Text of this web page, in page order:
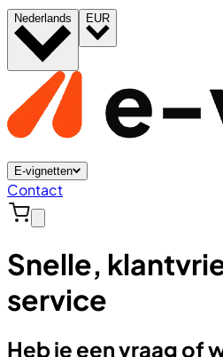
Nederlands EUR
E-vignetten
Contact
Snelle,
service
Heb je een vraag of